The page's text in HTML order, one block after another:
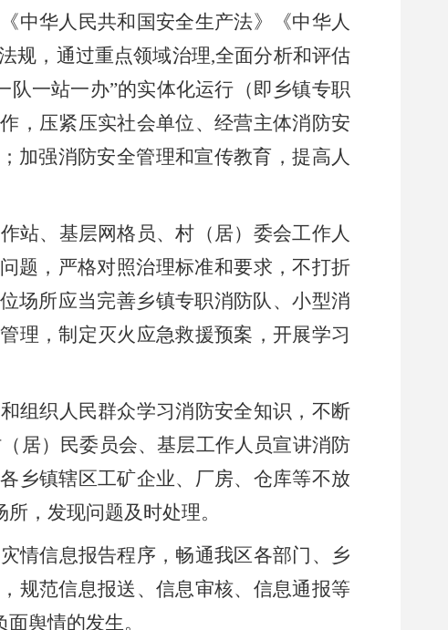
中华人民共和国安全生产法》《中华人
规，通过重点领域治理,全面分析和评估
一站一办”的实体化运行（即乡镇专职
，压紧压实社会单位、经营主体消防安
加强消防安全管理和宣传教育，提高人
站、基层网格员、村（居）委会工作人
题，严格对照治理标准和要求，不打折
场所应当完善乡镇专职消防队、小型消
理，制定灭火应急救援预案，开展学习
组织人民群众学习消防安全知识，不断
居）民委员会、基层工作人员宣讲消防
乡镇辖区工矿企业、厂房、仓库等不放
，发现问题及时处理。
情信息报告程序，畅通我区各部门、乡
规范信息报送、信息审核、信息通报等
舆情的发生。